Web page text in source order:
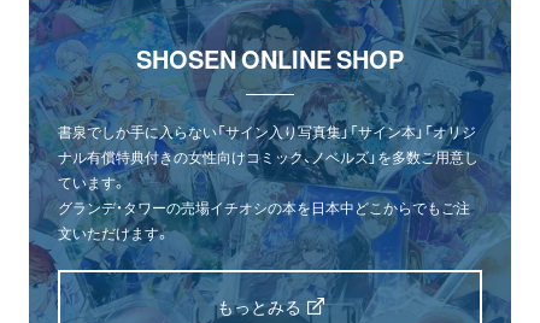
SHOSEN ONLINE SHOP
書泉でしか手に入らない「サイン入り写真集」「サイン本」「オリジ
ナル有償特典付きの女性向けコミック、ノベルズ」を多数ご用意し
ています。
グランデ・タワーの売場イチオシの本を日本中どこからでもご注
文いただけます。
もっとみる